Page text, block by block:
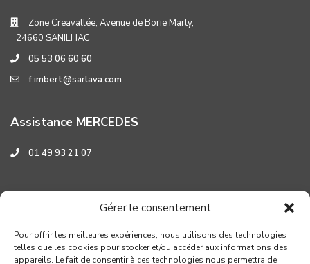
Gérer le consentement
Pour offrir les meilleures expériences, nous utilisons des technologies
telles que les cookies pour stocker et/ou accéder aux informations des
appareils. Le fait de consentir à ces technologies nous permettra de
Zone Creavallée, Avenue de Borie Marty,
24660 SANILHAC
05 53 06 60 60
f.imbert@sarlava.com
Assistance MERCEDES
01 49 93 21 07
Assistance HYUNDAI